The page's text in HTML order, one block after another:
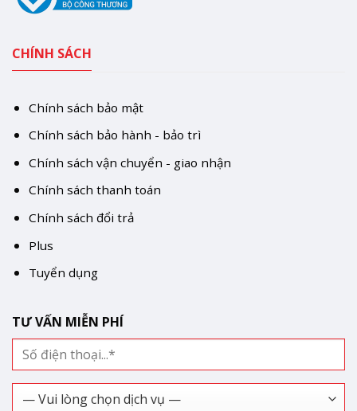
CHÍNH SÁCH
Chính sách bảo mật
Chính sách bảo hành - bảo trì
Chính sách vận chuyển - giao nhận
Chính sách thanh toán
Chính sách đổi trả
Plus
Tuyển dụng
TƯ VẤN MIỄN PHÍ